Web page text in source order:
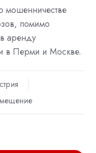
мошенничестве
помимо
аренду
в Перми и Москве.